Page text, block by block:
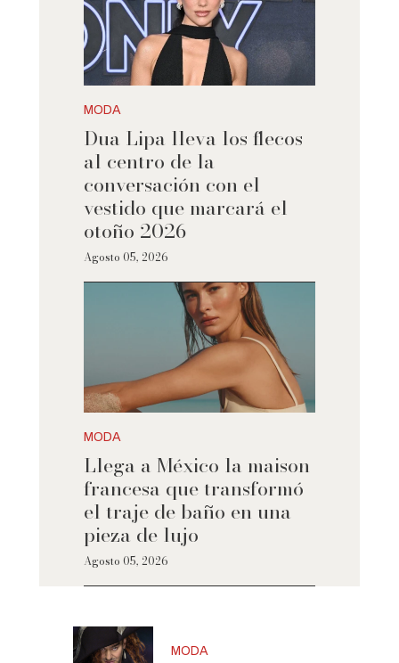
MODA
Dua Lipa lleva los flecos
al centro de la
conversación con el
vestido que marcará el
otoño 2026
Agosto 05, 2026
MODA
Llega a México la maison
francesa que transformó
el traje de baño en una
pieza de lujo
Agosto 05, 2026
MODA